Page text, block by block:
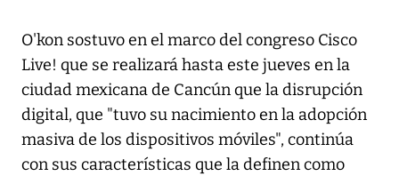
O'kon sostuvo en el marco del congreso Cisco
Live! que se realizará hasta este jueves en la
ciudad mexicana de Cancún que la disrupción
digital, que "tuvo su nacimiento en la adopción
masiva de los dispositivos móviles", continúa
con sus características que la definen como